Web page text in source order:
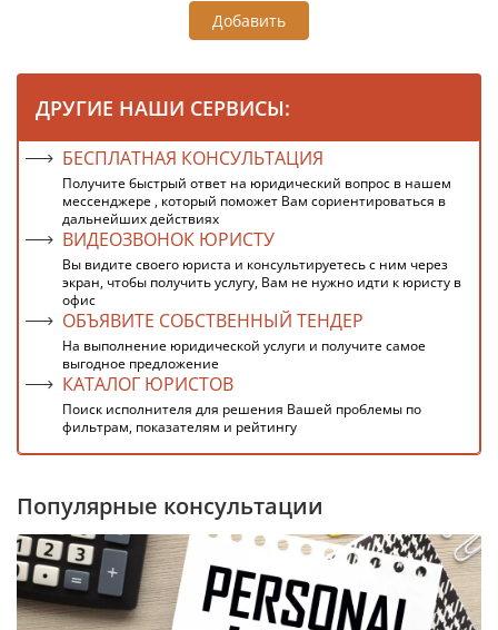
Добавить
ДРУГИЕ НАШИ СЕРВИСЫ:
БЕСПЛАТНАЯ КОНСУЛЬТАЦИЯ
Получите быстрый ответ на юридический вопрос в нашем
мессенджере , который поможет Вам сориентироваться в
дальнейших действиях
ВИДЕОЗВОНОК ЮРИСТУ
Вы видите своего юриста и консультируетесь с ним через
экран, чтобы получить услугу, Вам не нужно идти к юристу в
офис
ОБЪЯВИТЕ СОБСТВЕННЫЙ ТЕНДЕР
На выполнение юридической услуги и получите самое
выгодное предложение
КАТАЛОГ ЮРИСТОВ
Поиск исполнителя для решения Вашей проблемы по
фильтрам, показателям и рейтингу
Популярные консультации